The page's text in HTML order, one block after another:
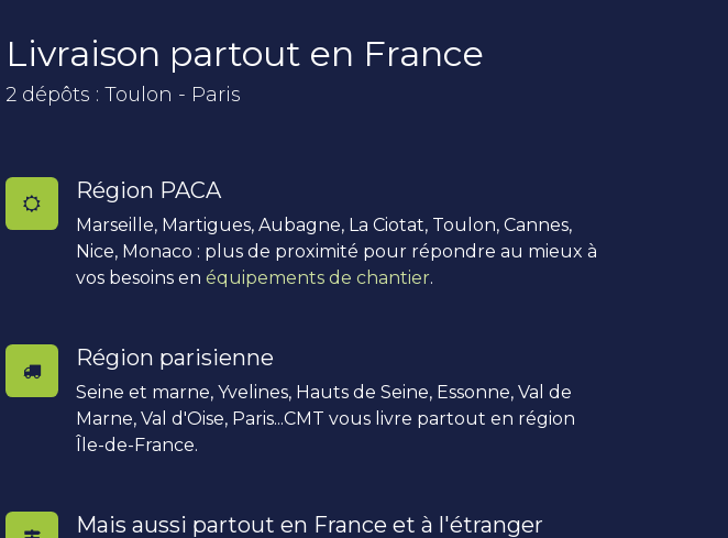
Livraison partout en France
2 dépôts : Toulon - Paris
Région PACA
Marseille, Martigues, Aubagne, La Ciotat, Toulon, Cannes,
Nice, Monaco : plus de proximité pour répondre au mieux à
vos besoins en équipements de chantier.
Région parisienne
Seine et marne, Yvelines, Hauts de Seine, Essonne, Val de
Marne, Val d'Oise, Paris...CMT vous livre partout en région
Île-de-France.
Mais aussi partout en France et à l'étranger